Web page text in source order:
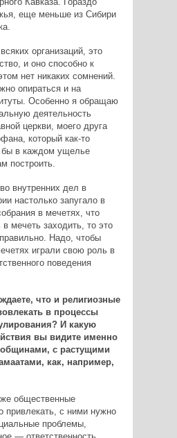
еще меньше из Сибири
организаций, это
и оно способно к
нет никаких сомнений.
опираться и на
Особенно я обращаю
деятельность
церкви, моего друга
который как-то
бы в каждом ущелье
построить.
внутренних дел в
настолько запугало в
в мечетях, что
мечеть заходить, то это
Надо, чтобы
играли свою роль в
поведения
что и религиозные
в процессы
И какую
вы видите именно
с растущими
как, например,
общественные
привлекать, с ними нужно
проблемы,